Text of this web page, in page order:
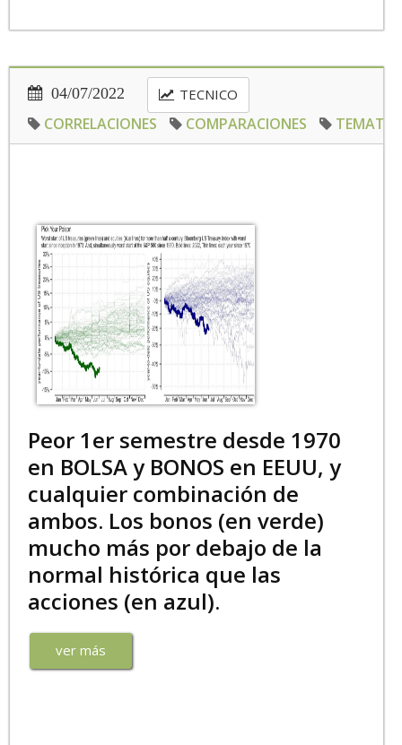
04/07/2022 TECNICO
CORRELACIONES COMPARACIONES
Peor 1er semestre desde 1970
en BOLSA y BONOS en EEUU, y
cualquier combinación de
ambos. Los bonos (en verde)
mucho más por debajo de la
normal histórica que las
acciones (en azul).
ver más